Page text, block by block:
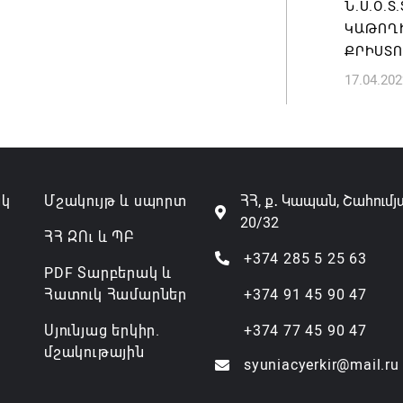
Մշակույթ և սպորտ
ՀՀ ԶՈւ և ՊԲ
PDF Տարբերակ և
Հատուկ Համարներ
Սյունյաց երկիր.
մշակութային
ՀՀ, ք․ Կապան,
20/32
+374 285 5 25 63
+374 91 45 90 47
+374 77 45 90 47
syuniacyerkir@mail.ru